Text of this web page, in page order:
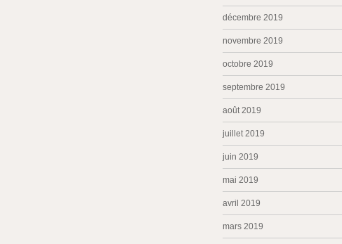
décembre 2019
novembre 2019
octobre 2019
septembre 2019
août 2019
juillet 2019
juin 2019
mai 2019
avril 2019
mars 2019